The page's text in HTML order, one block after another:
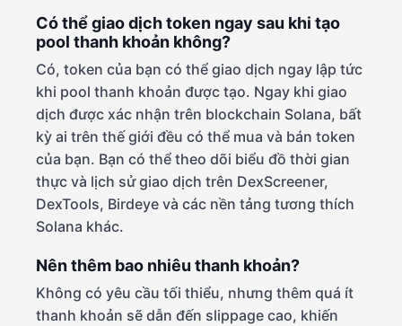
Có thể giao dịch token ngay sau khi tạo
pool thanh khoản không?
Có, token của bạn có thể giao dịch ngay lập tức
khi pool thanh khoản được tạo. Ngay khi giao
dịch được xác nhận trên blockchain Solana, bất
kỳ ai trên thế giới đều có thể mua và bán token
của bạn. Bạn có thể theo dõi biểu đồ thời gian
thực và lịch sử giao dịch trên DexScreener,
DexTools, Birdeye và các nền tảng tương thích
Solana khác.
Nên thêm bao nhiêu thanh khoản?
Không có yêu cầu tối thiểu, nhưng thêm quá ít
thanh khoản sẽ dẫn đến slippage cao, khiến